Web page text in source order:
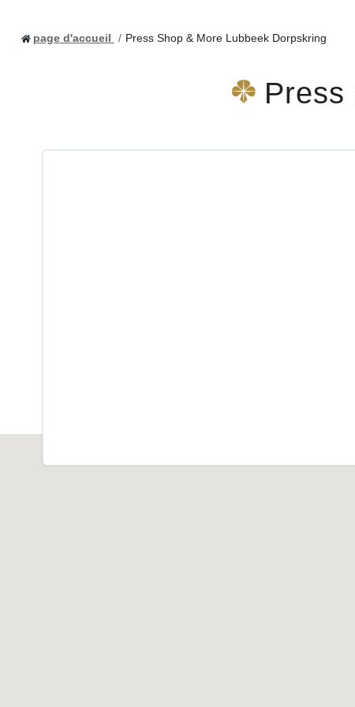
page d'accueil Press Shop & More Lubbeek Dorpskring
Press